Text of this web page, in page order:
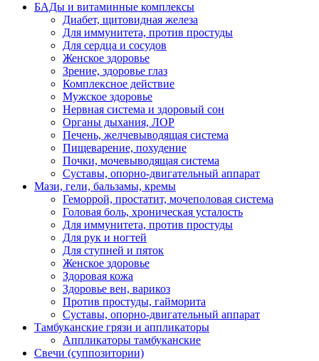
БАДы и витаминные комплексы
Диабет, щитовидная железа
Для иммунитета, против простуды
Для сердца и сосудов
Женское здоровье
Зрение, здоровье глаз
Комплексное действие
Мужское здоровье
Нервная система и здоровый сон
Органы дыхания, ЛОР
Печень, желчевыводящая система
Пищеварение, похудение
Почки, мочевыводящая система
Суставы, опорно-двигательный аппарат
Мази, гели, бальзамы, кремы
Геморрой, простатит, мочеполовая система
Головая боль, хроническая усталость
Для иммунитета, против простуды
Для рук и ногтей
Для ступней и пяток
Женское здоровье
Здоровая кожа
Здоровье вен, варикоз
Против простуды, гайморита
Суставы, опорно-двигательный аппарат
Тамбуканские грязи и аппликаторы
Аппликаторы тамбуканские
Свечи (суппозитории)